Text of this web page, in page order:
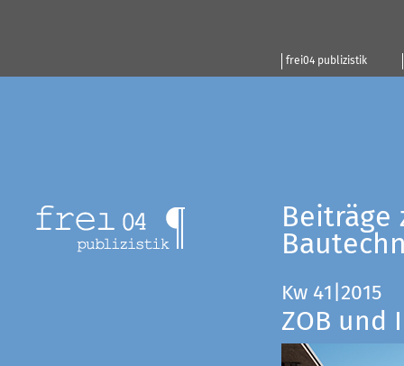
frei04 publizistik
Beiträge
Kw 41|2015
ZOB und